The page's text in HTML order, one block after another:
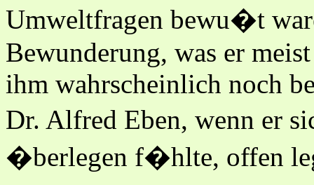
Umweltfragen bewu�t
Bewunderung, was er
ihm wahrscheinlich noch
Dr. Alfred Eben, wenn er
�berlegen f�hlte, offen